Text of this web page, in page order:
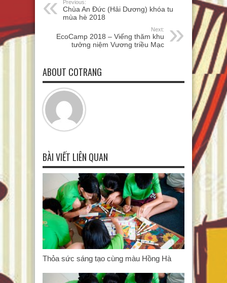
Previous:
Chùa An Đức (Hải Dương) khóa tu
mùa hè 2018
Next:
EcoCamp 2018 – Viếng thăm khu
tưởng niệm Vương triều Mạc
ABOUT COTRANG
BÀI VIẾT LIÊN QUAN
Thỏa sức sáng tạo cùng màu Hồng Hà